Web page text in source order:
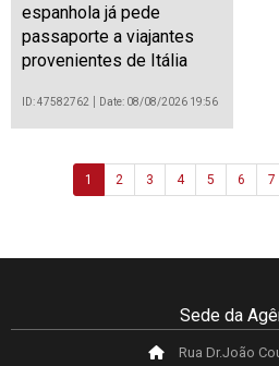
espanhola já pede
passaporte a viajantes
provenientes de Itália
ID: 47582762 Date: 08/08/2026 19:56
1 2 3 4 5 6 7
Sede da
Rua Dr.João